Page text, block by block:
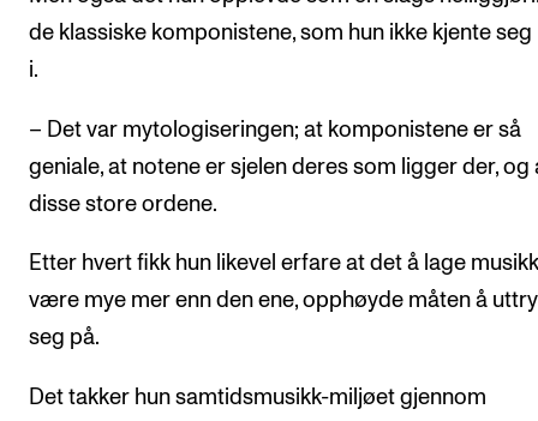
de klassiske komponistene, som hun ikke kjente seg
i.
– Det var mytologiseringen; at komponistene er så
geniale, at notene er sjelen deres som ligger der, og
disse store ordene.
Etter hvert fikk hun likevel erfare at det å lage
være mye mer enn den ene, opphøyde måten å
seg på.
Det takker hun samtidsmusikk-miljøet gjennom